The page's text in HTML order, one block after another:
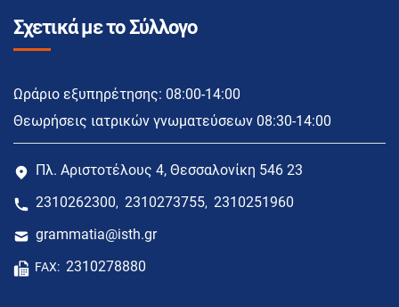
Σχετικά με το Σύλλογο
Ωράριο εξυπηρέτησης: 08:00-14:00
Θεωρήσεις ιατρικών γνωματεύσεων 08:30-14:00
Πλ. Αριστοτέλους 4, Θεσσαλονίκη 546 23
2310262300, 2310273755, 2310251960
grammatia@isth.gr
FAX: 2310278880